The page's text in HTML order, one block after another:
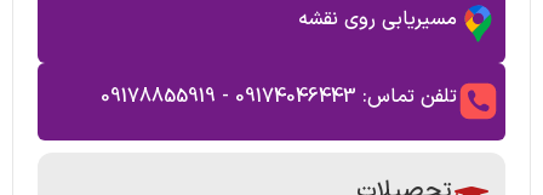
مسیریابی روی نقشه
تلفن تماس: 09174046443 - 09178855919